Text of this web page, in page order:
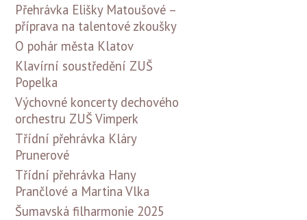
Přehrávka Elišky Matoušové –
příprava na talentové zkoušky
O pohár města Klatov
Klavírní soustředění ZUŠ
Popelka
Výchovné koncerty dechového
orchestru ZUŠ Vimperk
Třídní přehrávka Kláry
Prunerové
Třídní přehrávka Hany
Prančlové a Martina Vlka
Šumavská filharmonie 2025